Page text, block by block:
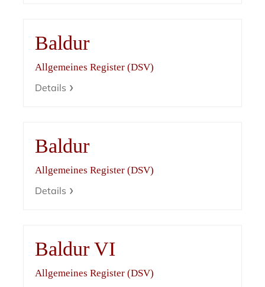
Baldur
Allgemeines Register (DSV)
Details
Baldur
Allgemeines Register (DSV)
Details
Baldur VI
Allgemeines Register (DSV)